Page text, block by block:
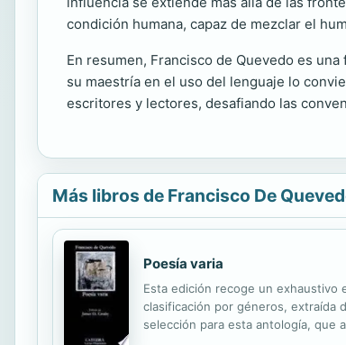
condición humana, capaz de mezclar el
En resumen, Francisco de Quevedo es
su maestría en el uso del lenguaje lo
escritores y lectores, desafiando las
Más libros de Francisco De
Poesía varia
Esta edición recoge un exhaustivo
clasificación por géneros, extraída
selección para esta antología, que